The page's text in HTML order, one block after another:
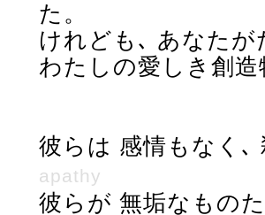
た。
けれども､ あなた
わたしの愛しき創造
彼らは 感情もなく､
apathy
彼らが 無垢なもの